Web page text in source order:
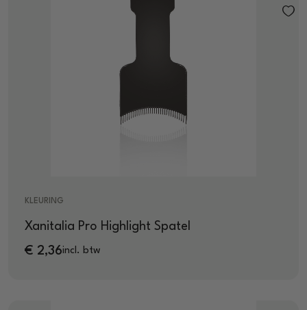
KLEURING
Xanitalia Pro Highlight Spatel
€ 2,36incl. btw